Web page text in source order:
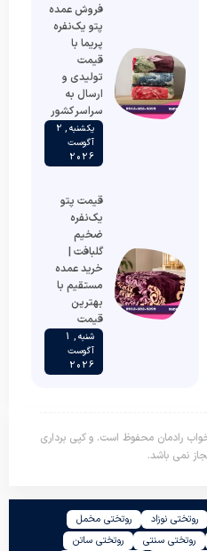
فروش عمده
پتو یک‌نفره
پریما با
قیمت
تولیدی و
ارسال به
سراسر کشور
یکشنبه , 2
آگوست
2026
قیمت پتو
یک‌نفره
ضخیم
گلبافت |
خرید عمده
مستقیم با
بهترین
قیمت
شنبه , 1
آگوست
2026
خواب رادمان محفوظ است. و کپی برداری
نمی باشد.
روتختی نوزاد
روتختی مخمل
روتختی سنتی روتختی ساتن